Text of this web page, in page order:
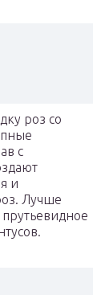
роз со
с
и
Лучше
прутьевидное